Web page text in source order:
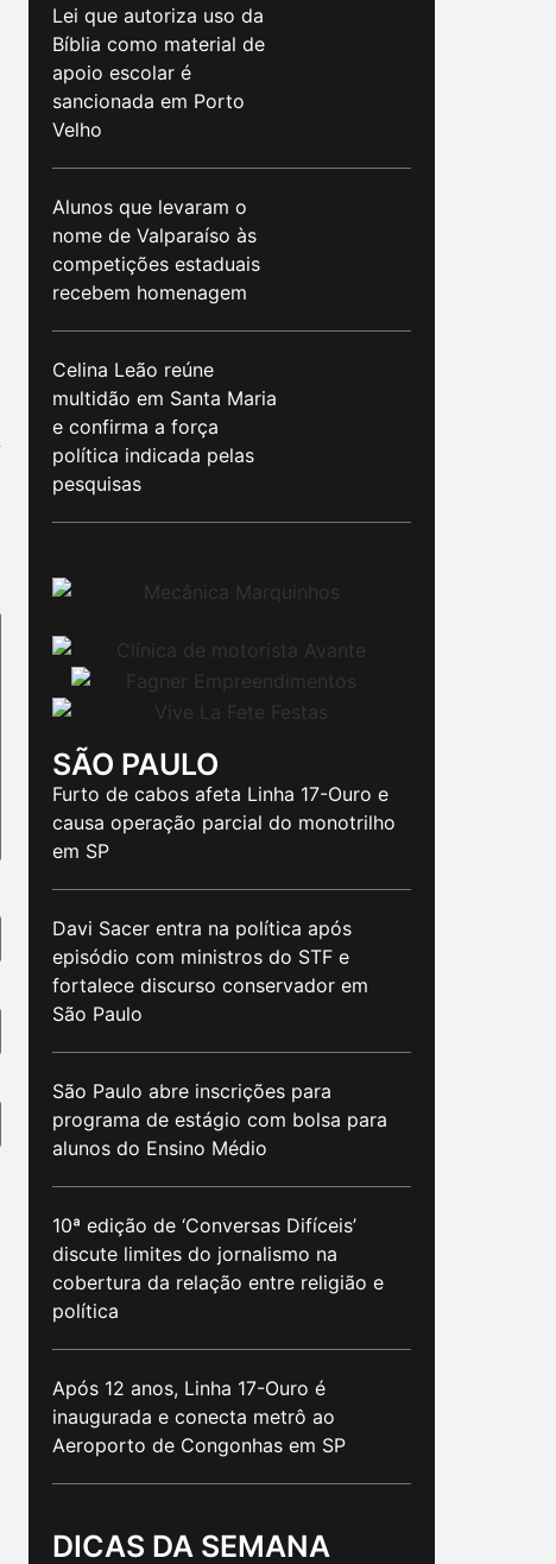
Lei que autoriza uso da
Bíblia como material de
apoio escolar é
sancionada em Porto
Velho
Alunos que levaram o
nome de Valparaíso às
competições estaduais
recebem homenagem
Celina Leão reúne
multidão em Santa Maria
e confirma a força
política indicada pelas
pesquisas
SÃO PAULO
Furto de cabos afeta Linha 17-Ouro e
causa operação parcial do monotrilho
em SP
Davi Sacer entra na política após
episódio com ministros do STF e
fortalece discurso conservador em
São Paulo
São Paulo abre inscrições para
programa de estágio com bolsa para
alunos do Ensino Médio
10ª edição de ‘Conversas Difíceis’
discute limites do jornalismo na
cobertura da relação entre religião e
política
Após 12 anos, Linha 17-Ouro é
inaugurada e conecta metrô ao
Aeroporto de Congonhas em SP
DICAS DA SEMANA